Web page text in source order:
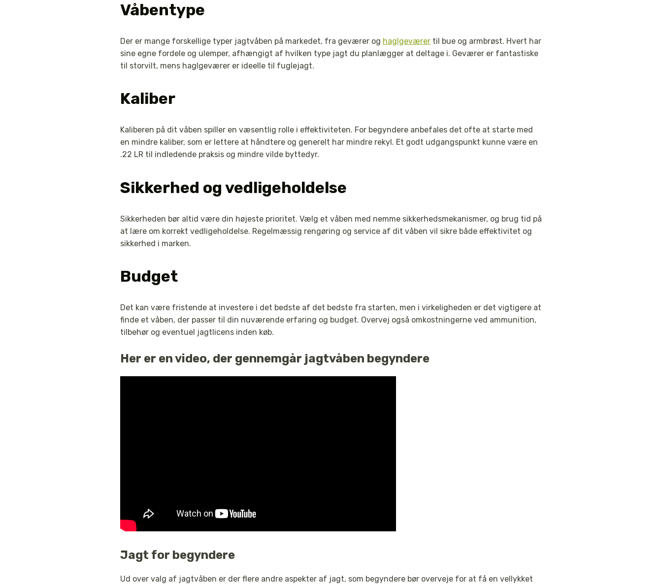
Våbentype
Der er mange forskellige typer jagtvåben på markedet, fra geværer og haglgeværer til bue og armbrøst. Hvert har
sine egne fordele og ulemper, afhængigt af hvilken type jagt du planlægger at deltage i. Geværer er fantastiske
til storvilt, mens haglgeværer er ideelle til fuglejagt.
Kaliber
Kaliberen på dit våben spiller en væsentlig rolle i effektiviteten. For begyndere anbefales det ofte at starte med
en mindre kaliber, som er lettere at håndtere og generelt har mindre rekyl. Et godt udgangspunkt kunne være en
.22 LR til indledende praksis og mindre vilde byttedyr.
Sikkerhed og vedligeholdelse
Sikkerheden bør altid være din højeste prioritet. Vælg et våben med nemme sikkerhedsmekanismer, og brug tid på
at lære om korrekt vedligeholdelse. Regelmæssig rengøring og service af dit våben vil sikre både effektivitet og
sikkerhed i marken.
Budget
Det kan være fristende at investere i det bedste af det bedste fra starten, men i virkeligheden er det vigtigere at
finde et våben, der passer til din nuværende erfaring og budget. Overvej også omkostningerne ved ammunition,
tilbehør og eventuel jagtlicens inden køb.
Her er en video, der gennemgår jagtvåben begyndere
Jagt for begyndere
Ud over valg af jagtvåben er der flere andre aspekter af jagt, som begyndere bør overveje for at få en vellykket